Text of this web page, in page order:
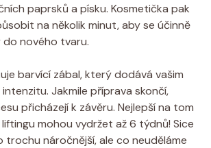
paprsků a písku. Kosmetička pak
na několik minut, aby se účinně
do nového tvaru.
barvící zábal, který dodává vašim
Jakmile příprava skončí,
přicházejí k závěru. Nejlepší na tom
mohou vydržet až 6 týdnů! Sice
trochu náročnější, ale co neuděláme